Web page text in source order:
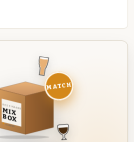
DEZE MAAND
MIX
BOX
8 BIEREN
MATCH